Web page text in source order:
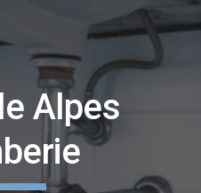
Skip to navigation
Alpes